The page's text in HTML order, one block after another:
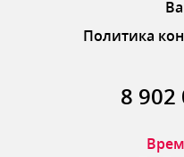
Политика
8 902